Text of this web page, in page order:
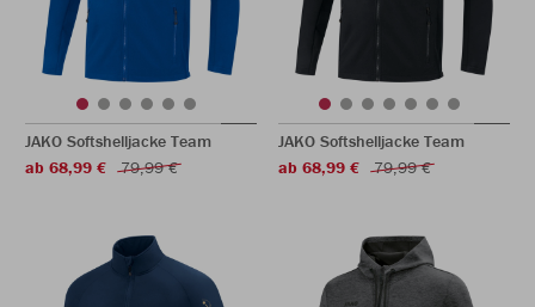
JAKO Softshelljacke Team
ab 68,99 €
79,99 €
JAKO Softshelljacke Team
ab 68,99 €
79,99 €